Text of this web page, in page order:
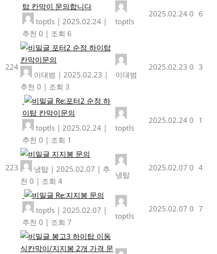
탑 칸막이 문의합니다
toptls | 2025.02.24 |
추천 0 | 조회 6
toptls
2025.02.24 0 6
224
포터2 순정 하이탑
칸막이문의
이대범 | 2025.02.23 |
추천 0 | 조회 3
이대범
2025.02.23 0 3
Re:포터2 순정 하
이탑 칸막이문의
toptls | 2025.02.24 |
추천 0 | 조회 1
toptls
2025.02.24 0 1
223
지지봉 문의
냉탑 | 2025.02.07 | 추
천 0 | 조회 4
냉탑
2025.02.07 0 4
Re:지지봉 문의
toptls | 2025.02.07 |
추천 0 | 조회 7
toptls
2025.02.07 0 7
봉고3 하이탑 이동
식칸막이/지지봉 2개 가격 문